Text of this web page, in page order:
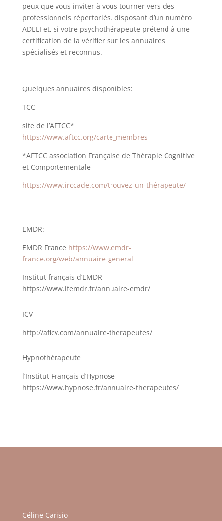
peux que vous inviter à vous tourner vers des
professionnels répertoriés, disposant d’un numéro
ADELI et, si votre psychothérapeute prétend à une
certification de la vérifier sur les annuaires
spécialisés et reconnus.
Quelques annuaires disponibles:
TCC
site de l’AFTCC*
https://www.aftcc.org/carte_membres
*AFTCC association Française de Thérapie Cognitive
et Comportementale
https://www.irccade.com/trouvez-un-thérapeute/
EMDR:
EMDR France https://www.emdr-
france.org/web/annuaire-general
Institut français d’EMDR
https://www.ifemdr.fr/annuaire-emdr/
ICV
http://aficv.com/annuaire-therapeutes/
Hypnothérapeute
l’Institut Français d’Hypnose
https://www.hypnose.fr/annuaire-therapeutes/
Céline Carisio